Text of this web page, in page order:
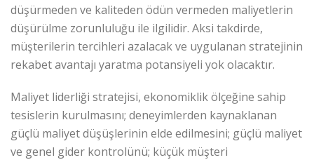
düşürmeden ve kaliteden ödün vermeden maliyetlerin
düşürülme zorunluluğu ile ilgilidir. Aksi takdirde,
müşterilerin tercihleri azalacak ve uygulanan stratejinin
rekabet avantajı yaratma potansiyeli yok olacaktır.
Maliyet liderliği stratejisi, ekonomiklik ölçeğine sahip
tesislerin kurulmasını; deneyimlerden kaynaklanan
güçlü maliyet düşüşlerinin elde edilmesini; güçlü maliyet
ve genel gider kontrolünü; küçük müşteri